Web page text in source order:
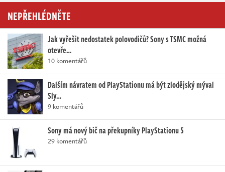
NEPŘEHLÉDNĚTE
Jak vyřešit nedostatek polovodičů? Sony s TSMC možná
otevře…
10 komentářů
Dalším návratem od PlayStationu má být zlodějský mýval
Sly…
9 komentářů
Sony má nový bič na překupníky PlayStationu 5
29 komentářů